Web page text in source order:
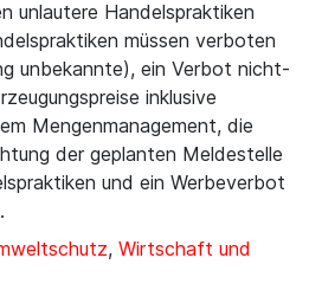
unlautere Handelspraktiken
müssen verboten
unbekannte), ein Verbot nicht-
inklusive
Mengenmanagement, die
der geplanten Meldestelle
und ein Werbeverbot
, Wirtschaft und